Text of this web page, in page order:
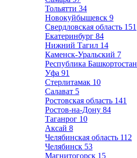
Тольятти 34
Новокуйбышевск 9
Свердловская область 151
Екатеринбург 84
Нижний Тагил 14
Каменск-Уральский 7
Республика Башкортостан
Уфа 91
Стерлитамак 10
Салават 5
Ростовская область 141
Ростов-на-Дону 84
Таганрог 10
Аксай 8
Челябинская область 112
Челябинск 53
Магнитогорск 15